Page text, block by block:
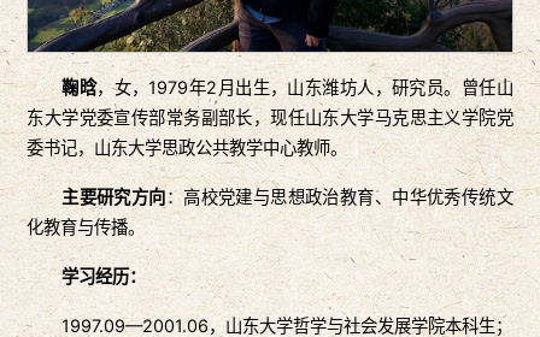
鞠晗，女，1979年2月出生，山东潍坊人，研究员。曾任山
东大学党委宣传部常务副部长，现任山东大学马克思主义学院党
委书记，山东大学思政公共教学中心教师。
主要研究方向：高校党建与思想政治教育、中华优秀传统文
化教育与传播。
学习经历：
1997.09—2001.06，山东大学哲学与社会发展学院本科生；